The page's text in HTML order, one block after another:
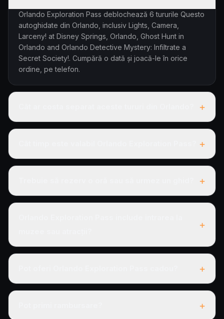
Orlando Exploration Pass deblochează 6 tururile Questo
autoghidate din Orlando, inclusiv Lights, Camera,
Larceny! at Disney Springs, Orlando, Ghost Hunt in
Orlando and Orlando Detective Mystery: Infiltrate a
Secret Society!. Cumpără o dată și joacă-le în orice
ordine, pe telefon.
+
+
+
+
+
+